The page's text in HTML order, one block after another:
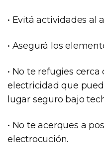
• Evitá actividades al
• Asegurá los
• No te refugies
electricidad que
lugar seguro bajo
• No te acerques a
electrocución.